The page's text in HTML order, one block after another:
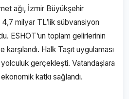
ağı, İzmir Büyükşehir
4,7 milyar TL’lik sübvansiyon
ESHOT’un toplam gelirlerinin
Halk Taşıt uygulaması
gerçekleşti. Vatandaşlara
katkı sağlandı.